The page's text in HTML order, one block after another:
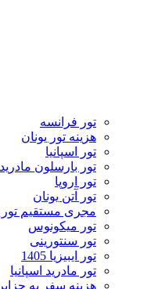
تور فرانسه
هزینه تور یونان
تور اسپانیا
تور بارسلون مادرید
تور اروپا
تور آتن یونان
مجری مستقیم تور
تور میکونوس
تور سنتورینی
تور ایبیزیا 1405
تور مادرید اسپانیا
هزینه سفر به